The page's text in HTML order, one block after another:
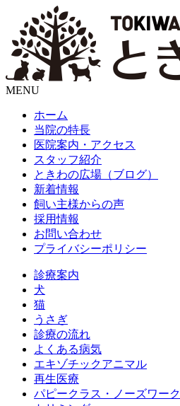
MENU
ホーム
当院の特長
医院案内・アクセス
スタッフ紹介
ときわの広場（ブログ）
新着情報
飼い主様からの声
採用情報
お問い合わせ
プライバシーポリシー
診療案内
犬
猫
うさぎ
診療の流れ
よくある病気
エキゾチックアニマル
再生医療
パピークラス・ノーズワーク